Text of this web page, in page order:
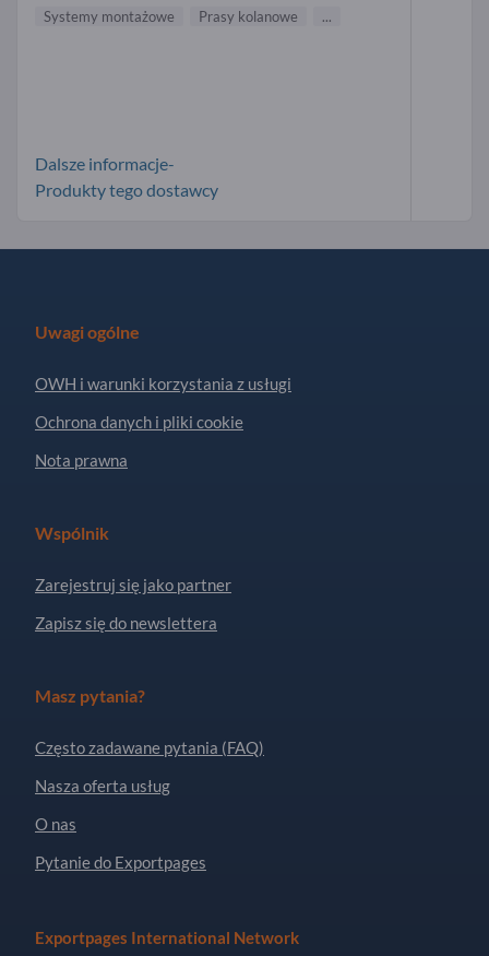
Systemy montażowe
Prasy kolanowe ...
Dalsze informacje-
Produkty tego dostawcy
Uwagi ogólne
OWH i warunki korzystania z usługi
Ochrona danych i pliki cookie
Nota prawna
Wspólnik
Zarejestruj się jako partner
Zapisz się do newslettera
Masz pytania?
Często zadawane pytania (FAQ)
Nasza oferta usług
O nas
Pytanie do Exportpages
Exportpages International Network